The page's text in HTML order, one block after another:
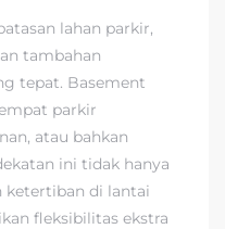
lahan parkir,
tambahan
tepat. Basement
parkir
atau bahkan
ini tidak hanya
ketertiban di lantai
fleksibilitas ekstra